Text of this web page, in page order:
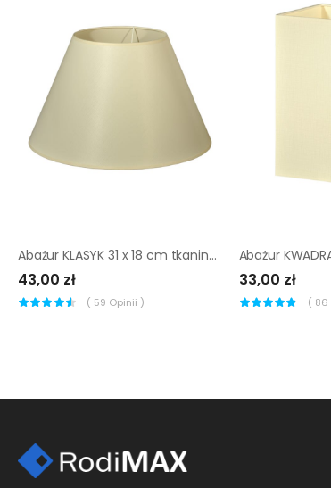
Abażur KLASYK 31 x 18 cm tkanina kremowy E27
43,00 zł
( 59 Opinii )
33,00 zł
( 86